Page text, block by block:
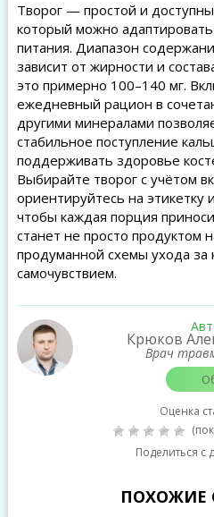
Творог — простой и
который можно
питания. Диапазон
зависит от жирности и
это примерно 100–140 мг.
ежедневный рацион в
другими минералами
стабильное поступление
поддерживать здоровье
Выбирайте творог с учётом
ориентируйтесь на этикетку
чтобы каждая порция
станет не просто продуктом
продуманной схемы ухода
самочувствием.
Крюков
Врач
Оценка
Поделиться с
ПОХОЖИЕ